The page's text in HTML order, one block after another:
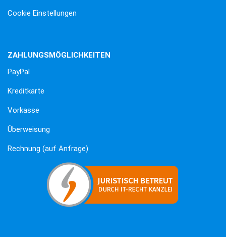
Cookie Einstellungen
ZAHLUNGSMÖGLICHKEITEN
PayPal
Kreditkarte
Vorkasse
Überweisung
Rechnung (auf Anfrage)